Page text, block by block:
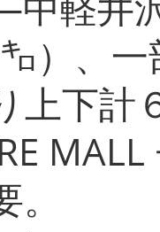
㌔）、
上下計